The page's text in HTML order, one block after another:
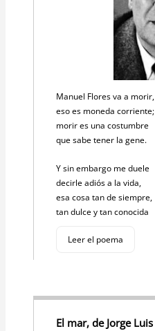
Manuel Flores va a morir,
eso es moneda corriente;
morir es una costumbre
que sabe tener la gene.
Y sin embargo me duele
decirle adiós a la vida,
esa cosa tan de siempre,
tan dulce y tan conocida
Leer el poema
El mar, de Jorge